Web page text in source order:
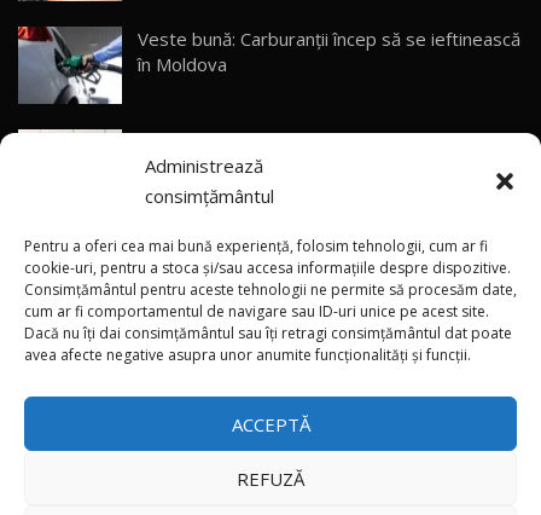
Administrează
consimțământul
Pentru a oferi cea mai bună experiență, folosim tehnologii, cum ar fi
cookie-uri, pentru a stoca și/sau accesa informațiile despre dispozitive.
Consimțământul pentru aceste tehnologii ne permite să procesăm date,
cum ar fi comportamentul de navigare sau ID-uri unice pe acest site.
Dacă nu îți dai consimțământul sau îți retragi consimțământul dat poate
avea afecte negative asupra unor anumite funcționalități și funcții.
ACCEPTĂ
REFUZĂ
Veste bună: Carburanții încep să se ieftinească
în Moldova
(foto/video) Avanpremieră netradițională: Noul
smart #2 a apărut pe pereți din mai multe țări
(video) Premieră în China: Noile modele Xiaomi
SkyNomad N70 și N90
(video) Singura Tesla Model S Signature
Edition pentru România a fost livrată
proprietarului
×